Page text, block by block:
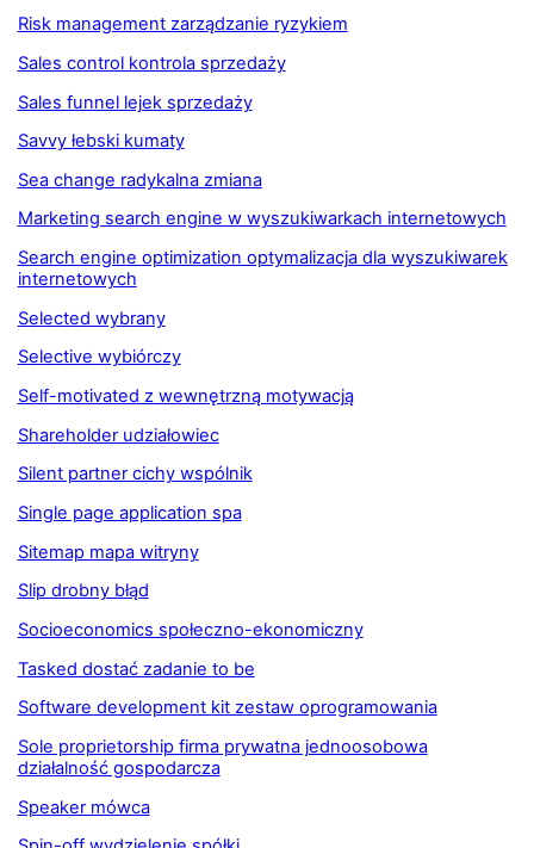
Risk management zarządzanie ryzykiem
Sales control kontrola sprzedaży
Sales funnel lejek sprzedaży
Savvy łebski kumaty
Sea change radykalna zmiana
Marketing search engine w wyszukiwarkach internetowych
Search engine optimization optymalizacja dla wyszukiwarek
internetowych
Selected wybrany
Selective wybiórczy
Self-motivated z wewnętrzną motywacją
Shareholder udziałowiec
Silent partner cichy wspólnik
Single page application spa
Sitemap mapa witryny
Slip drobny błąd
Socioeconomics społeczno-ekonomiczny
Tasked dostać zadanie to be
Software development kit zestaw oprogramowania
Sole proprietorship firma prywatna jednoosobowa
działalność gospodarcza
Speaker mówca